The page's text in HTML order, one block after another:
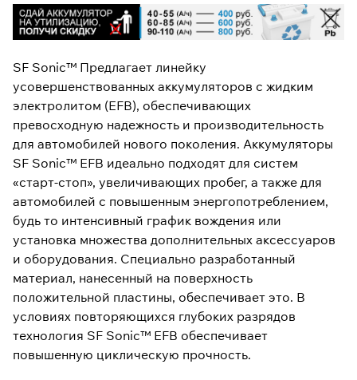
SF Sonic™ Предлагает линейку
усовершенствованных аккумуляторов с жидким
электролитом (EFB), обеспечивающих
превосходную надежность и производительность
для автомобилей нового поколения. Аккумуляторы
SF Sonic™ EFB идеально подходят для систем
«старт-стоп», увеличивающих пробег, а также для
автомобилей с повышенным энергопотреблением,
будь то интенсивный график вождения или
установка множества дополнительных аксессуаров
и оборудования. Специально разработанный
материал, нанесенный на поверхность
положительной пластины, обеспечивает это. В
условиях повторяющихся глубоких разрядов
технология SF Sonic™ EFB обеспечивает
повышенную циклическую прочность.